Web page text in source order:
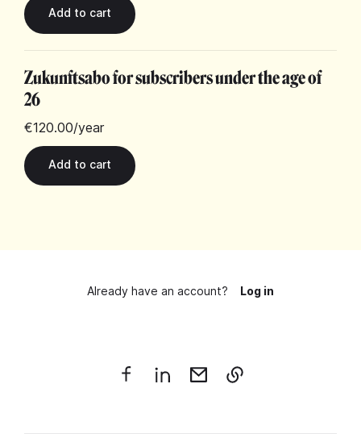
Zukunftsabo for subscribers under the age of
26
€120.00/year
Already have an account? Log in